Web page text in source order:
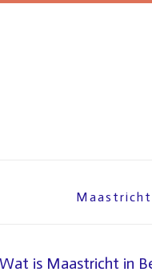
Wat is Maastricht in